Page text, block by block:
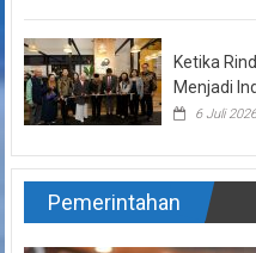
Ketika
Menjadi
6 Juli 2026
Pemerintahan